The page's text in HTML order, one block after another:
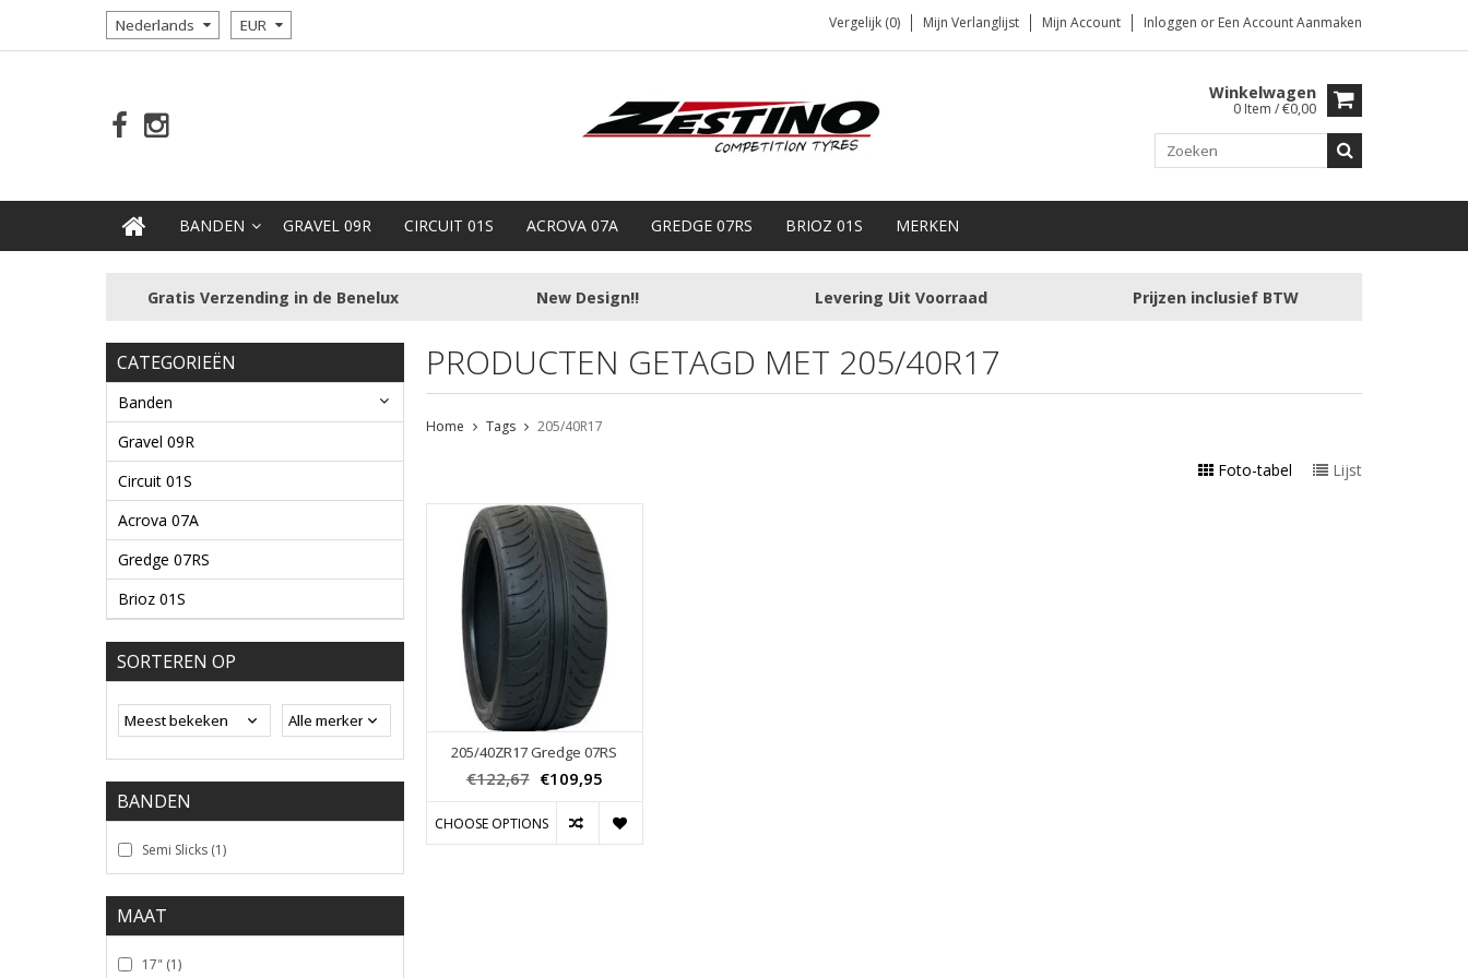
Nederlands EUR Vergelijk (0) Mijn Verlanglijst Mijn Account Inloggen or Een Account Aanmaken
Winkelwagen
0 Item / €0,00
BANDEN GRAVEL 09R CIRCUIT 01S ACROVA 07A GREDGE 07RS BRIOZ 01S MERKEN
Gratis Verzending in de Benelux New Design!! Levering Uit Voorraad Prijzen inclusief BTW
CATEGORIEËN
Banden
Gravel 09R
Circuit 01S
Acrova 07A
Gredge 07RS
Brioz 01S
SORTEREN OP
BANDEN
Semi Slicks (1)
MAAT
17" (1)
PRODUCTEN GETAGD MET 205/40R17
Home Tags 205/40R17
Foto-tabel Lijst
205/40ZR17 Gredge 07RS
€122,67 €109,95
CHOOSE OPTIONS